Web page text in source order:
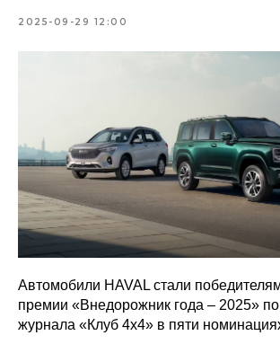
2025-09-29 12:00
Автомобили HAVAL стали
премии «Внедорожник года – 2025»
журнала «Клуб 4x4» в пяти